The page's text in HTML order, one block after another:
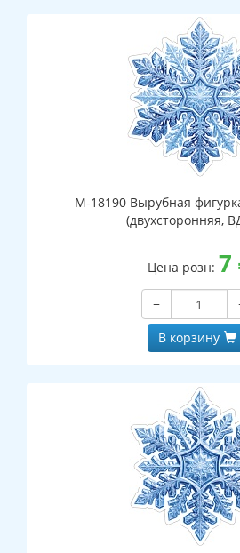
М-18190 Вырубная
(двухсторонняя,
Цена розн: 7
−
В корзину